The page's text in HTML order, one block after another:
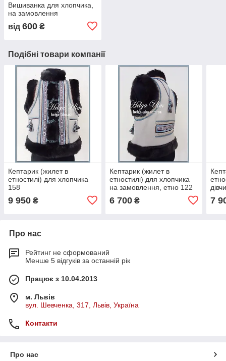
Вишиванка для хлопчика,
на замовлення
від 600 ₴
Подібні товари компанії
Кептарик (жилет в
етностилі) для хлопчика
158
9 950 ₴
Кептарик (жилет в
етностилі) для хлопчика
на замовлення, етно 122
6 700₴ 7
Про нас
Рейтинг не сформований
Менше 5 відгуків за останній рік
Працює з 10.04.2013
м. Львів
вул. Шевченка, 317, Львів, Україна
Контакти
Про нас